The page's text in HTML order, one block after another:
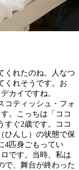
くれたのね。人なつ
くれそうです。お
カイですね。
ティッシュ・フォ
。こっちは「ココ
すぐ2歳です。ココ
ひんし）の状態で保
4匹身ごもってい
です。当時、私は
で、舞台が終わった